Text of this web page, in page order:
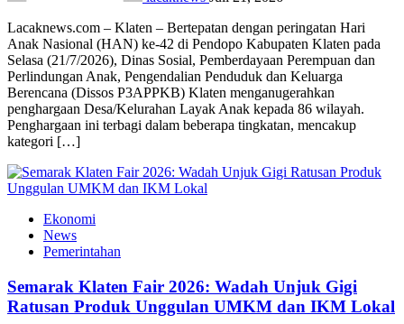
Lacaknews.com – Klaten – Bertepatan dengan peringatan Hari
Anak Nasional (HAN) ke-42 di Pendopo Kabupaten Klaten pada
Selasa (21/7/2026), Dinas Sosial, Pemberdayaan Perempuan dan
Perlindungan Anak, Pengendalian Penduduk dan Keluarga
Berencana (Dissos P3APPKB) Klaten menganugerahkan
penghargaan Desa/Kelurahan Layak Anak kepada 86 wilayah.
Penghargaan ini terbagi dalam beberapa tingkatan, mencakup
kategori […]
Ekonomi
News
Pemerintahan
Semarak Klaten Fair 2026: Wadah Unjuk Gigi
Ratusan Produk Unggulan UMKM dan IKM Lokal